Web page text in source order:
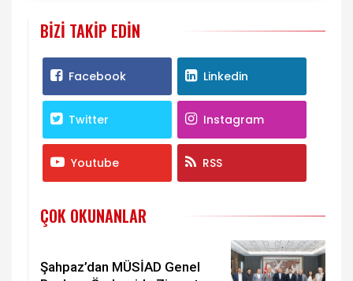
BIZI TAKIP EDIN
Facebook Linkedin
Twitter Instagram
Youtube RSS
ÇOK OKUNANLAR
Şahpaz’dan MÜSİAD Genel